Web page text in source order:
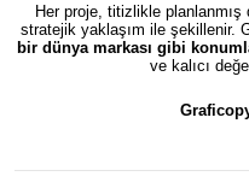
Her proje, titizlikle planlanmış
stratejik yaklaşım ile şekillenir.
bir dünya markası gibi
ve kalıcı